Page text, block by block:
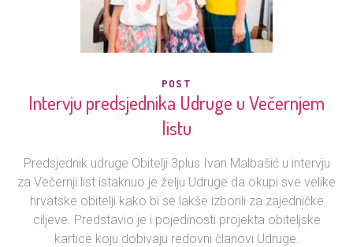
POST
Intervju predsjednika Udruge u Večernjem
listu
Predsjednik udruge Obitelji 3plus Ivan Malbašić u intervju
za Večernji list istaknuo je želju Udruge da okupi sve velike
hrvatske obitelji kako bi se lakše izborili za zajedničke
ciljeve. Predstavio je i pojedinosti projekta obiteljske
kartice koju dobivaju redovni članovi Udruge.